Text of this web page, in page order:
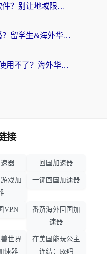
国外如何听国内音乐软件？别让地域限制，断了你的中文歌单
海外哪里能看奥运直播？留学生&海外华人必看的体育赛事观赛终极指南
12123交管在国外怎么使用不了？海外华人必看的无缝访问国内资源指南
接
器 回国加速器
戏加
一键回国加速器
VPN
番茄海外回国加
速器
世界
速器
在美国能玩公主
连结：Re吗